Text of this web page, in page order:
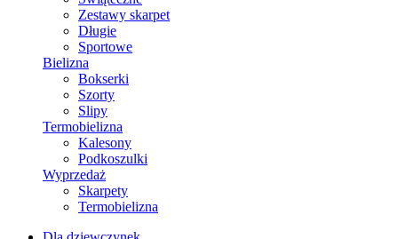
Zestawy skarpet
Długie
Sportowe
Bielizna
Bokserki
Szorty
Slipy
Termobielizna
Kalesony
Podkoszulki
Wyprzedaż
Skarpety
Termobielizna